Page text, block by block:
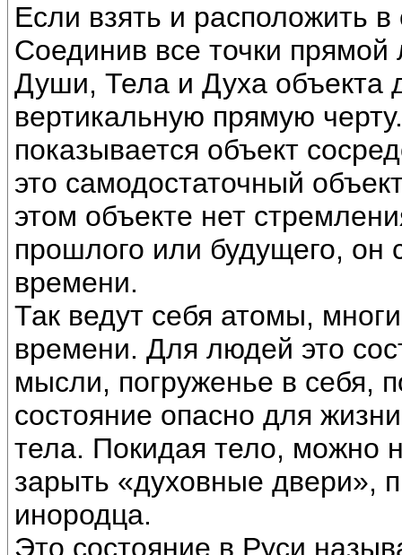
Если взять и расположить в
Соединив все точки
Души, Тела и Духа объекта
вертикальную прямую
показывается объект
это самодостаточный
этом объекте нет
прошлого или будущего, он
времени.
Так ведут себя атомы,
времени. Для людей это
мысли, погруженье в себя,
состояние опасно для
тела. Покидая тело, можно
зарыть «духовные двери»,
инородца.
Это состояние в Руси